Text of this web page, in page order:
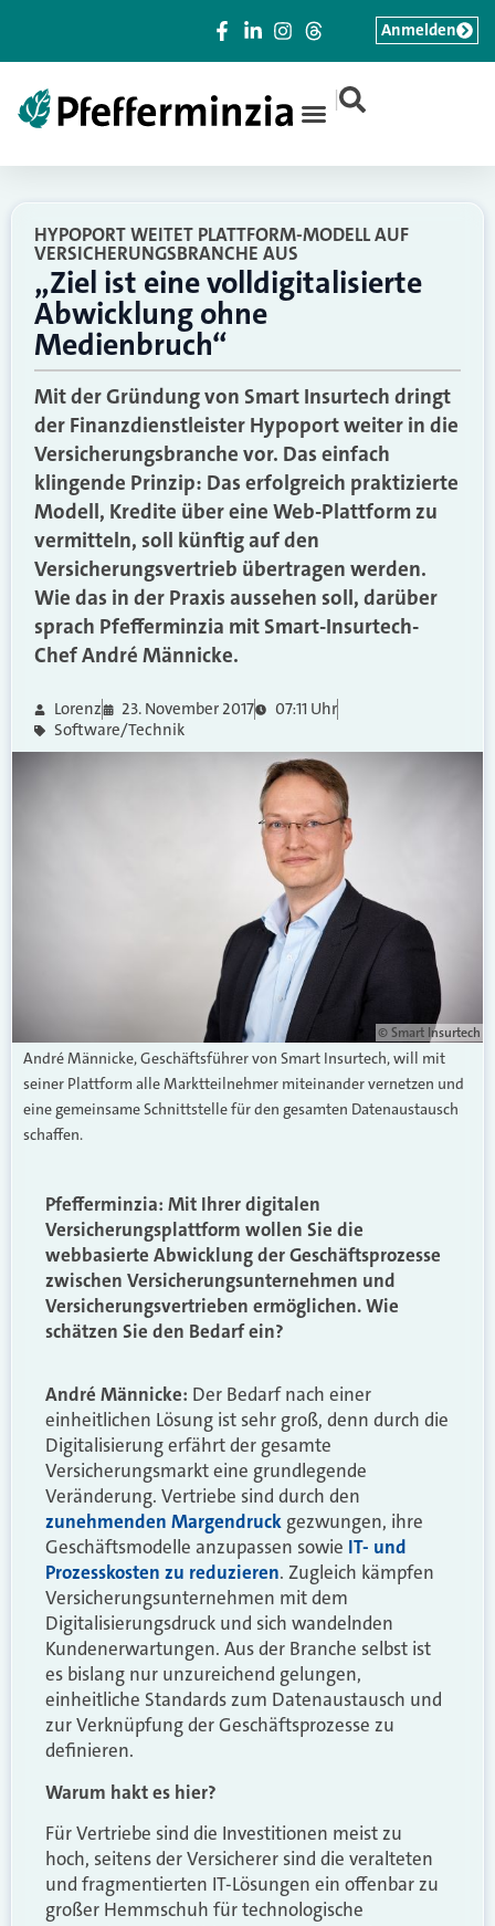
|
Anmelden
HYPOPORT WEITET PLATTFORM-MODELL AUF
VERSICHERUNGSBRANCHE AUS
„Ziel ist eine volldigitalisierte
Abwicklung ohne
Medienbruch“
Mit der Gründung von Smart Insurtech dringt
der Finanzdienstleister Hypoport weiter in die
Versicherungsbranche vor. Das einfach
klingende Prinzip: Das erfolgreich praktizierte
Modell, Kredite über eine Web-Plattform zu
vermitteln, soll künftig auf den
Versicherungsvertrieb übertragen werden.
Wie das in der Praxis aussehen soll, darüber
sprach Pfefferminzia mit Smart-Insurtech-
Chef André Männicke.
Lorenz 23. November 2017
07:11 Uhr
Software/Technik
© Smart Insurtech
André Männicke, Geschäftsführer von Smart Insurtech, will mit
seiner Plattform alle Marktteilnehmer miteinander vernetzen und
eine gemeinsame Schnittstelle für den gesamten Datenaustausch
schaffen.
Pfefferminzia: Mit Ihrer digitalen
Versicherungsplattform wollen Sie die
webbasierte Abwicklung der Geschäftsprozesse
zwischen Versicherungsunternehmen und
Versicherungsvertrieben ermöglichen. Wie
schätzen Sie den Bedarf ein?
André Männicke: Der Bedarf nach einer
einheitlichen Lösung ist sehr groß, denn durch die
Digitalisierung erfährt der gesamte
Versicherungsmarkt eine grundlegende
Veränderung. Vertriebe sind durch den
zunehmenden Margendruck gezwungen, ihre
Geschäftsmodelle anzupassen sowie IT- und
Prozesskosten zu reduzieren. Zugleich kämpfen
Versicherungsunternehmen mit dem
Digitalisierungsdruck und sich wandelnden
Kundenerwartungen. Aus der Branche selbst ist
es bislang nur unzureichend gelungen,
einheitliche Standards zum Datenaustausch und
zur Verknüpfung der Geschäftsprozesse zu
definieren.
Warum hakt es hier?
Für Vertriebe sind die Investitionen meist zu
hoch, seitens der Versicherer sind die veralteten
und fragmentierten IT-Lösungen ein offenbar zu
großer Hemmschuh für technologische